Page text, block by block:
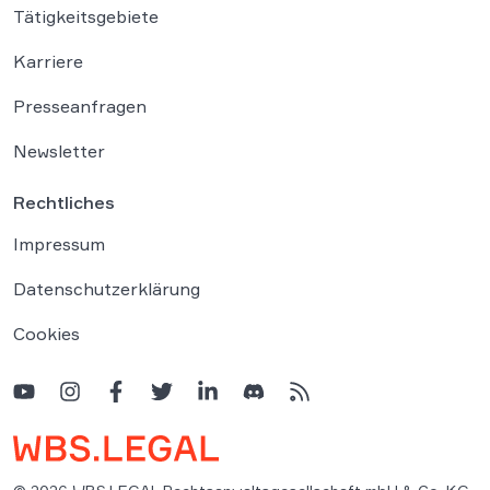
Tätigkeitsgebiete
Karriere
Presseanfragen
Newsletter
Rechtliches
Impressum
Datenschutzerklärung
Cookies